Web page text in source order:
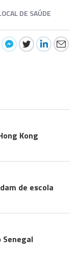
DE SAÚDE
Kong
de escola
Senegal